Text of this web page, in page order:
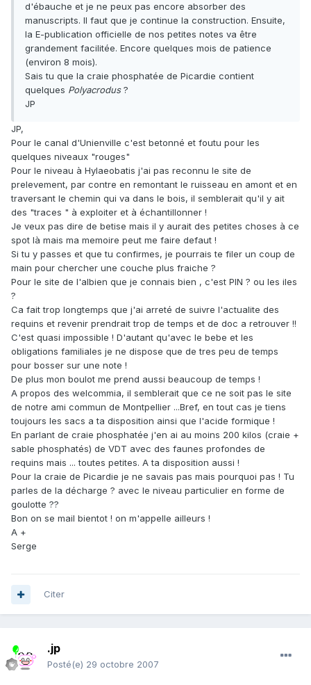
d'ébauche et je ne peux pas encore absorber des
manuscripts. Il faut que je continue la construction. Ensuite,
la E-publication officielle de nos petites notes va être
grandement facilitée. Encore quelques mois de patience
(environ 8 mois).
Sais tu que la craie phosphatée de Picardie contient
quelques Polyacrodus?
JP
JP,
Pour le canal d'Unienville c'est betonné et foutu pour les
quelques niveaux "rouges"
Pour le niveau à Hylaeobatis j'ai pas reconnu le site de
prelevement, par contre en remontant le ruisseau en amont et en
traversant le chemin qui va dans le bois, il semblerait qu'il y ait
des "traces " à exploiter et à échantillonner !
Je veux pas dire de betise mais il y aurait des petites choses à ce
spot là mais ma memoire peut me faire defaut !
Si tu y passes et que tu confirmes, je pourrais te filer un coup de
main pour chercher une couche plus fraiche ?
Pour le site de l'albien que je connais bien , c'est PIN ? ou les iles
?
Ca fait trop longtemps que j'ai arreté de suivre l'actualite des
requins et revenir prendrait trop de temps et de doc a retrouver !!
C'est quasi impossible ! D'autant qu'avec le bebe et les
obligations familiales je ne dispose que de tres peu de temps
pour bosser sur une note !
De plus mon boulot me prend aussi beaucoup de temps !
A propos des welcommia, il semblerait que ce ne soit pas le site
de notre ami commun de Montpellier ...Bref, en tout cas je tiens
toujours les sacs a ta disposition ainsi que l'acide formique !
En parlant de craie phosphatée j'en ai au moins 200 kilos (craie +
sable phosphatés) de VDT avec des faunes profondes de
requins mais ... toutes petites. A ta disposition aussi !
Pour la craie de Picardie je ne savais pas mais pourquoi pas ! Tu
parles de la décharge ? avec le niveau particulier en forme de
goulotte ??
Bon on se mail bientot ! on m'appelle ailleurs !
A +
Serge
Citer
.jp
Posté(e) 29 octobre 2007